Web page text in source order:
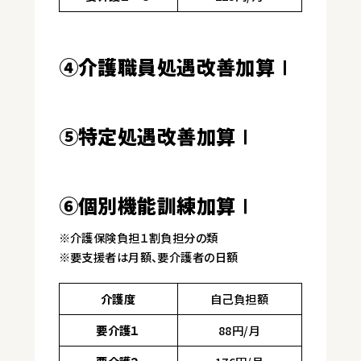
④介護職員処遇改善加算Ⅰ
⑤特定処遇改善加算Ⅰ
⑥個別機能訓練加算Ⅰ
※介護保険負担１割負担分の類
※要支援者は月額、要介護者の日額
介護度
自己負担額
要介護１
88円/月